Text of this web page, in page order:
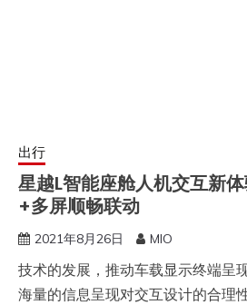
出行
星越L智能座舱人机交互新
+多屏顺畅联动
2021年8月26日 MIO
技术的发展，推动车载显示终端呈
海量的信息呈现对交互设计的合理